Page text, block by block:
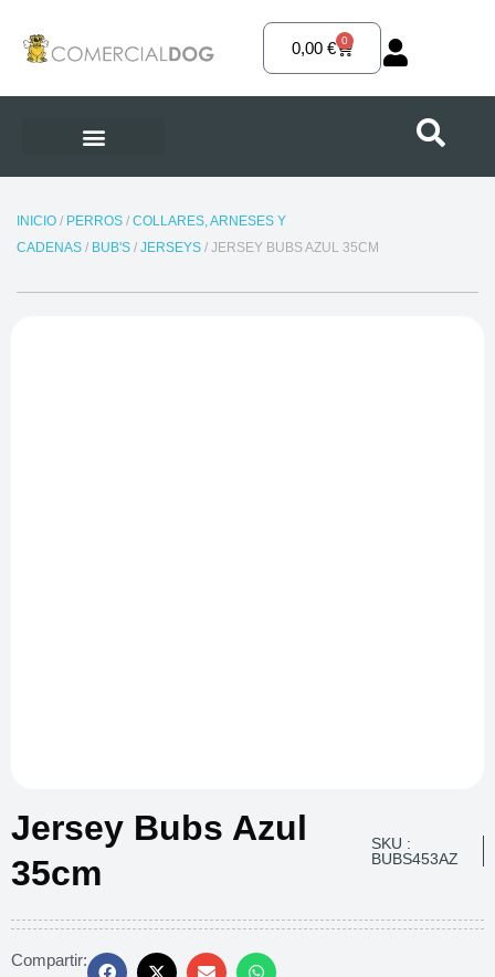
contenido
0,00€ 0
Carrito
INICIO/ PERROS/ COLLARES, ARNESES Y
CADENAS/ BUB'S/ JERSEYS/ JERSEY BUBS AZUL 35CM
Jersey Bubs Azul
35cm
SKU :
BUBS453AZ
Compartir: